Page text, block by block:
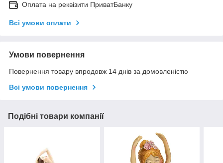
Оплата на реквізити ПриватБанку
Всі умови оплати
Умови повернення
Повернення товару впродовж 14 днів за домовленістю
Всі умови повернення
Подібні товари компанії